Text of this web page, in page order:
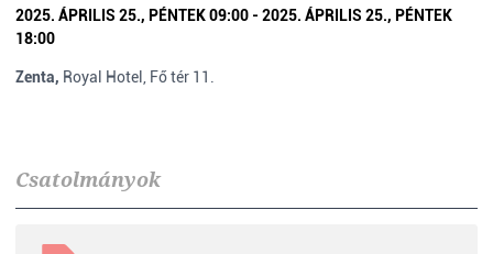
2025. ÁPRILIS 25., PÉNTEK 09:00 - 2025. ÁPRILIS 25., PÉNTEK
18:00
Zenta, Royal Hotel, Fő tér 11.
Csatolmányok